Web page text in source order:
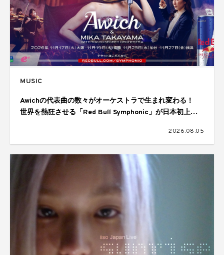
MUSIC
Awichの代表曲の数々がオーケストラで生まれ変わる！
世界を熱狂させる「Red Bull Symphonic」が日本初上
2026.08.05